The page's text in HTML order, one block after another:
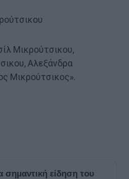
Μικρούτσικου,
Αλεξάνδρα
Μικρούτσικος».
σημαντική είδηση του